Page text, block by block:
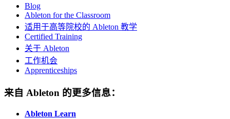
Blog
Ableton for the Classroom
适用于高等院校的 Ableton 教学
Certified Training
关于 Ableton
工作机会
Apprenticeships
来自 Ableton 的更多信息：
Ableton Learn